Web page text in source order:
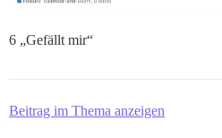
6 „Gefällt mir“
Beitrag im Thema anzeigen